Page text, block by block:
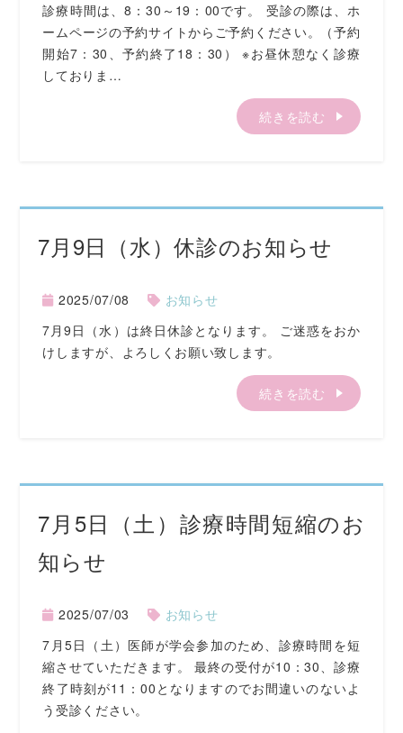
診療時間は、8：30～19：00です。 受診の際は、ホ
ームページの予約サイトからご予約ください。（予約
開始7：30、予約終了18：30） ※お昼休憩なく診療
しておりま…
続きを読む
7月9日（水）休診のお知らせ
2025/07/08
お知らせ
7月9日（水）は終日休診となります。 ご迷惑をおか
けしますが、よろしくお願い致します。
続きを読む
7月5日（土）診療時間短縮のお
知らせ
2025/07/03
お知らせ
7月5日（土）医師が学会参加のため、診療時間を短
縮させていただきます。 最終の受付が10：30、診療
終了時刻が11：00となりますのでお間違いのないよ
う受診ください。